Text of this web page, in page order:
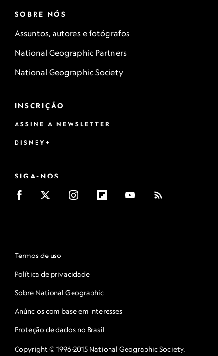
SOBRE NÓS
Assuntos, autores e fotógrafos
National Geographic Partners
National Geographic Society
INSCRIÇÃO
ASSINE A NEWSLETTER
DISNEY+
SIGA-NOS
Termos de uso
Política de privacidade
Sobre National Geographic
Anúncios com base em interesses
Proteção de dados no Brasil
Copyright © 1996-2015 National Geographic Society.